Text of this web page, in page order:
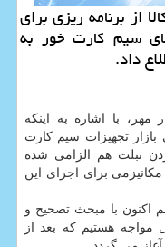
از برنامه ریزی برای
سیم كارت خور به
داد.
مهر، با اشاره به اینكه
تجهیزات سیم كارت
تبلت هم الزامی شده
برای اجرای این
اكنون با مبحث تصحیح و
مواجه هستیم كه بعد از